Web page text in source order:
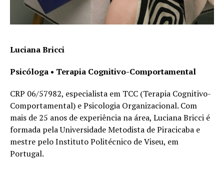
Luciana Bricci
Psicóloga • Terapia Cognitivo-Comportamental
CRP 06/57982, especialista em TCC (Terapia Cognitivo-
Comportamental) e Psicologia Organizacional. Com
mais de 25 anos de experiência na área, Luciana Bricci é
formada pela Universidade Metodista de Piracicaba e
mestre pelo Instituto Politécnico de Viseu, em
Portugal.